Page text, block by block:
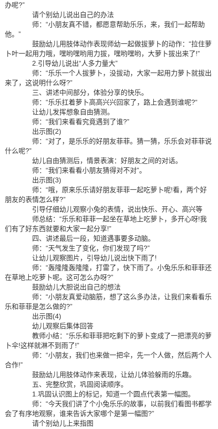
办呢?”
请个别幼儿说出自己的办法
师：“小朋友真不错，都愿意帮助乐乐，来，我们一起帮助
他。”
鼓励幼儿用肢体动作表现师幼一起做拔萝卜的动作：“拉住萝
卜叶一起用力哦，嘿哟嘿哟用力拔，嘿哟嘿哟，大萝卜拔出来了!”
2.引导幼儿说出“人多力量大”
师：“乐乐一个人拔萝卜，没拔动，大家一起用力萝卜就拔出
来了，这说明什么呀?”
三、讲述中间部分，体验分享的快乐。
师：“乐乐扛着萝卜高高兴兴回家了，路上会遇到谁呢?“
让幼儿发挥想象自由猜测。
师：“我们来看看究竟遇到了谁?”
出示图(2)
师：“对了，是乐乐的好朋友菲菲。猜一猜，乐乐会对菲菲说
什么呢?”
幼儿自由猜测后，情景表演：好朋友之间的对话。
师：“我们来看看小朋友猜得对不对”。
出示图(3)
师：“哦，原来乐乐请好朋友菲菲一起吃萝卜呢!看，两个好
朋友的表情怎么样?”
引导仔细幼儿观察小兔的表情，说出快乐、开心、高兴等
师总结：“乐乐和菲菲一起坐在草地上吃萝卜，多开心呀!我
们有了好东西就要和大家一起分享!”
四、讲述最后一段，知道遇事要多动脑。
师：“天气发生了变化，你们发现了吗?”
让幼儿观察图片，引导幼儿说出快下雨了!
师：“轰隆隆轰隆隆，打雷了，快下雨了。小兔乐乐和菲菲还
在草地上吃萝卜呢。这可怎么办呀?”
鼓励幼儿大胆说出自己的想法
师：“小朋友真爱动脑筋，想了这么多办法，让我们来看看乐
乐和菲菲是怎么做的?”
出示图(4)
幼儿观察后集体回答
教师小结：“乐乐和菲菲把吃剩下的萝卜变成了一把漂亮的萝
卜伞!这样就淋不到雨了!”
师：“小朋友，我们也来做一把伞，先一个人做，然后两个人
合作!”
鼓励幼儿用肢体动作来表现，让幼儿体验躲雨的乐趣。
五、完整欣赏，巩固阅读顺序。
1.巩固认识图上的标记，知道一个圆点代表第一幅图。
师：“今天我们讲了个小兔乐乐的故事，以前我们看图书都学
会了有序地观察，谁来告诉大家哪个是第一幅图?”
请个别幼儿上来指图